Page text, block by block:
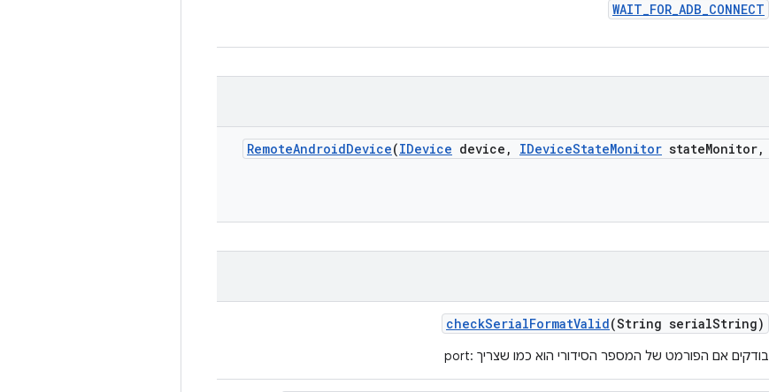
WAIT_FOR_ADB_CONNECT
RemoteAndroidDevice(IDevice device , IDeviceStateMonitor stateMonitor,
checkSerialFormatValid(String serialString)
בודקים אם הפורמט של המספר הסידורי הוא כמו שצריך :port